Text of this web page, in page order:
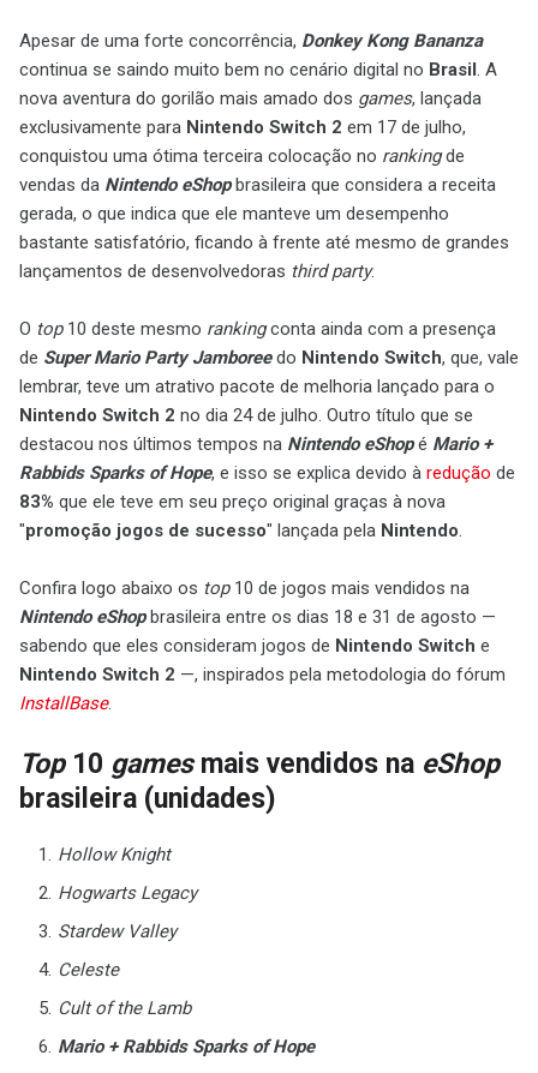
Apesar de uma forte concorrência, Donkey Kong Bananza
continua se saindo muito bem no cenário digital no Brasil. A
nova aventura do gorilão mais amado dos games, lançada
exclusivamente para Nintendo Switch 2 em 17 de julho,
conquistou uma ótima terceira colocação no rankingde
vendas da Nintendo eShopbrasileira que considera a receita
gerada, o que indica que ele manteve um desempenho
bastante satisfatório, ficando à frente até mesmo de grandes
lançamentos de desenvolvedoras third party.
O top10 deste mesmo rankingconta ainda com a presença
de Super Mario Party Jamboreedo Nintendo Switch, que, vale
lembrar, teve um atrativo pacote de melhoria lançado para o
Nintendo Switch 2 no dia 24 de julho. Outro título que se
destacou nos últimos tempos na Nintendo eShopé Mario +
Rabbids Sparks of Hope, e isso se explica devido à redução de
83% que ele teve em seu preço original graças à nova
"promoção jogos de sucesso" lançada pela Nintendo.
Confira logo abaixo os top10 de jogos mais vendidos na
Nintendo eShopbrasileira entre os dias 18 e 31 de agosto —
sabendo que eles consideram jogos de Nintendo Switch e
Nintendo Switch 2 —, inspirados pela metodologia do fórum
InstallBase.
Top10 gamesmais vendidos na eShop
brasileira (unidades)
Hollow Knight
Hogwarts Legacy
Stardew Valley
Celeste
Cult of the Lamb
Mario + Rabbids Sparks of Hope